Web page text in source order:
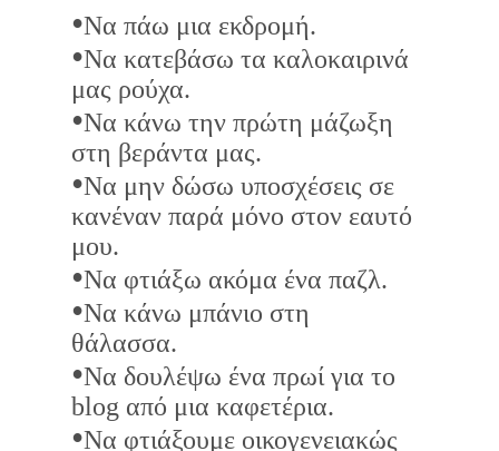
•Να πάω μια εκδρομή.
•Να κατεβάσω τα καλοκαιρινά
μας ρούχα.
•Να κάνω την πρώτη μάζωξη
στη βεράντα μας.
•Να μην δώσω υποσχέσεις σε
κανέναν παρά μόνο στον εαυτό
μου.
•Να φτιάξω ακόμα ένα παζλ.
•Να κάνω μπάνιο στη
θάλασσα.
•Να δουλέψω ένα πρωί για το
blog από μια καφετέρια.
•Να φτιάξουμε οικογενειακώς